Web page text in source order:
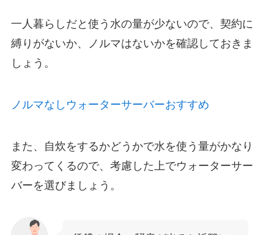
一人暮らしだと使う水の量が少ないので、 契約に
縛りがないか、ノルマはないかを確認しておきま
しょう。
ノルマなしウォーターサーバーおすすめ
また、 自炊をするかどうかで水を使う量がかなり
変わってくるので、考慮した上でウォーターサー
バーを選びましょう。